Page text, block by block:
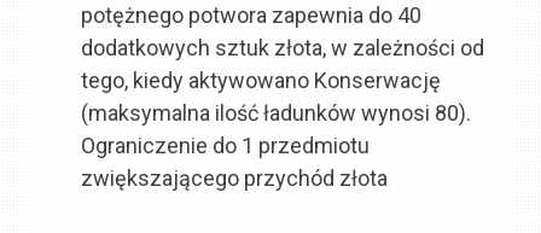
potężnego potwora zapewnia do 40
dodatkowych sztuk złota, w zależności od
tego, kiedy aktywowano Konserwację
(maksymalna ilość ładunków wynosi 80).
Ograniczenie do 1 przedmiotu
zwiększającego przychód złota